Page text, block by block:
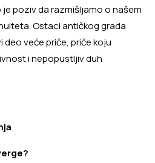
poziv da razmišljamo o našem
Ostaci antičkog grada
veće priče, priče koju
i nepopustljiv duh